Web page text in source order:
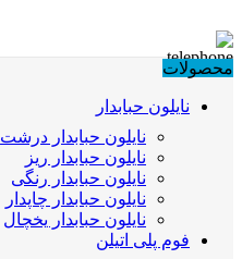
محصولات
نایلون حبابدار
نایلون حبابدار درشت
نایلون حبابدار ریز
نایلون حبابدار رنگی
نایلون حبابدار چاپدار
نایلون حبابدار یخچال
فوم پلی اتیلن